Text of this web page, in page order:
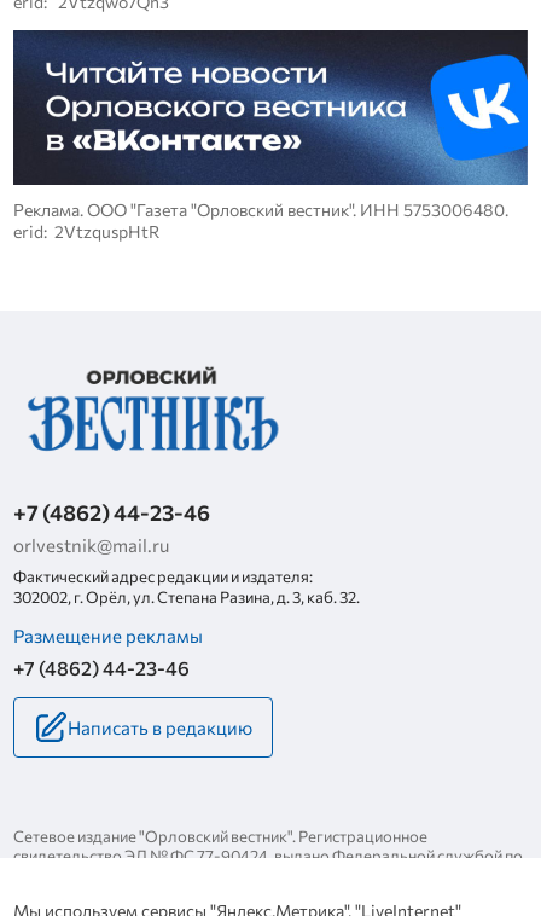
Реклама. ООО "Газета "Орловский вестник". ИНН 5753006480.
erid: 2VtzquspHtR
+7 (4862) 44-23-46
orlvestnik@mail.ru
Фактический адрес редакции и издателя:
302002, г. Орёл, ул. Степана Разина, д. 3, каб. 32.
Размещение рекламы
+7 (4862) 44-23-46
Написать в редакцию
Сетевое издание "Орловский вестник". Регистрационное
свидетельство ЭЛ № ФС 77-90424, выдано Федеральной службой по
Мы используем сервисы "Яндекс.Метрика", "LiveInternet"